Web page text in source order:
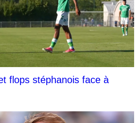
flops stéphanois face à